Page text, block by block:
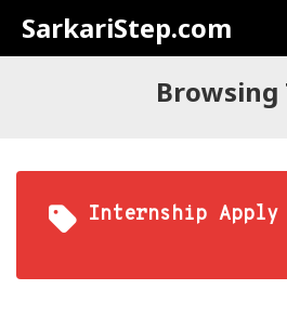
SarkariStep.com
Browsing
Internship Apply